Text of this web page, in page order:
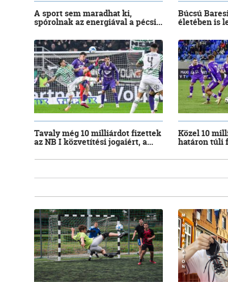
A sport sem maradhat ki,
spórolnak az energiával a pécsi...
Búcsú
életében is
Tavaly még 10 milliárdot fizettek
az NB I közvetítési jogaiért, a...
Közel 10
határon túli